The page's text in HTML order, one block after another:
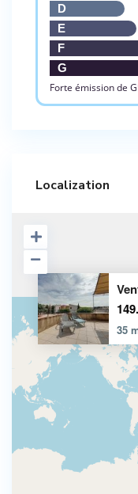
D
E
F
G
Forte émission de
Localization
35